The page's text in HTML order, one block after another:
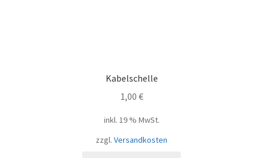
Kabelschelle
1,00 €
inkl. 19 % MwSt.
zzgl. Versandkosten